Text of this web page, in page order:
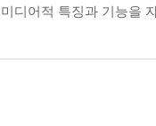
디어적 특징과 기능을